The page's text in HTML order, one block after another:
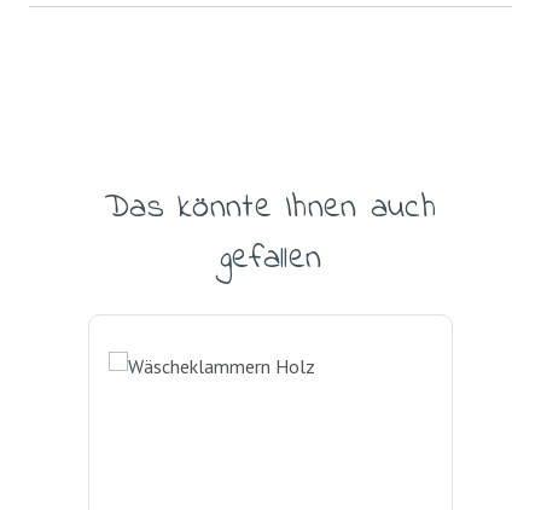
Produktgalerie überspringen
Das könnte Ihnen auch
gefallen